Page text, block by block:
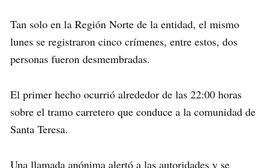
Tan solo en la Región Norte de la entidad, el mismo
lunes se registraron cinco crímenes, entre estos, dos
personas fueron desmembradas.
El primer hecho ocurrió alrededor de las 22:00 horas
sobre el tramo carretero que conduce a la comunidad de
Santa Teresa.
Una llamada anónima alertó a las autoridades y se